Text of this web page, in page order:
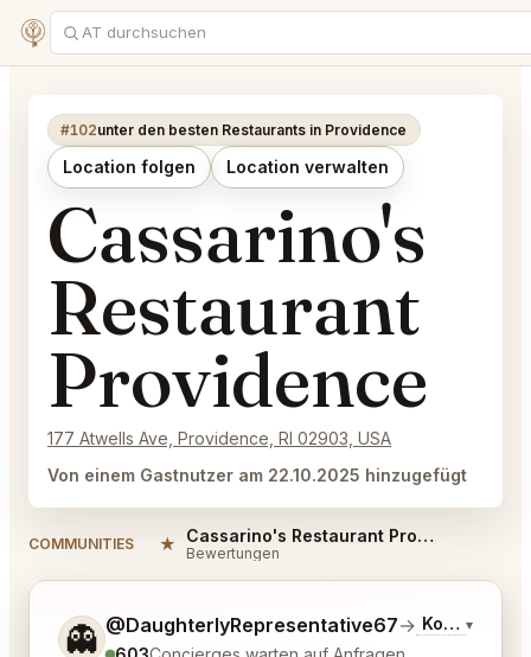
#102unter den besten Restaurants in Providence
Location folgen Location verwalten
Cassarino's
Restaurant
Providence
177 Atwells Ave, Providence, RI 02903, USA
Von einem Gastnutzer am 22.10.2025 hinzugefügt
COMMUNITIES ★ Cassarino's Restaurant Providence Reviews
Bewertungen
👻 @DaughterlyRepresentative67→ Kommentar
▾
Sag mir noch etwas genauer, was du möchtest.